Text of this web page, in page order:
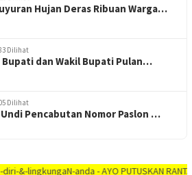
Hujan Deras Ribuan Warga…
Dilihat
Bupati dan Wakil Bupati Pulan…
Dilihat
Undi Pencabutan Nomor Paslon …
anda - AYO PUTUSKAN RANTAI